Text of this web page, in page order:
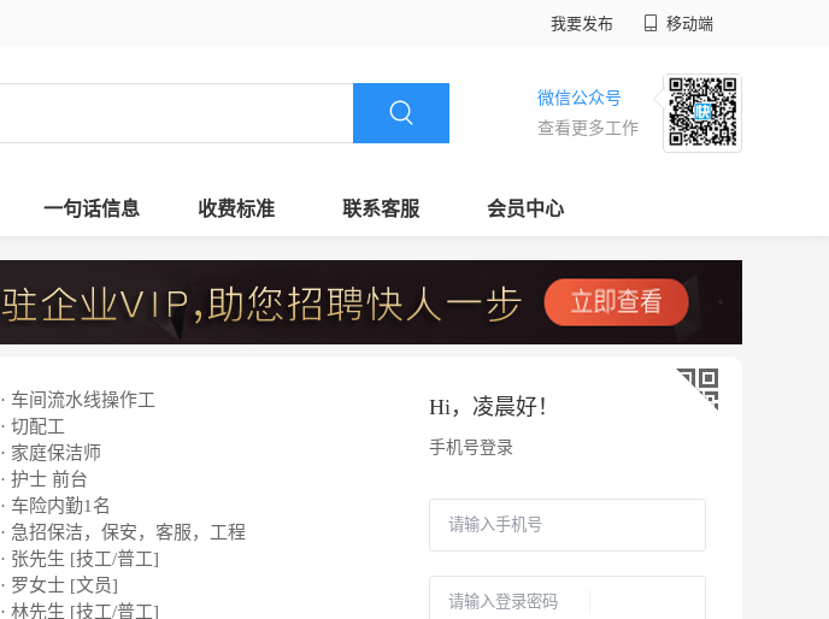
我要发布 移动端
微信公众号
查看更多工作
一句话信息 收费标准 联系客服 会员中心
· 车间流水线操作工
· 切配工
· 家庭保洁师
· 护士 前台
· 车险内勤1名
· 急招保洁，保安，客服，工程
· 张先生 [技工/普工]
· 罗女士 [文员]
· 林先生 [技工/普工]
Hi， 凌晨好！
手机号登录